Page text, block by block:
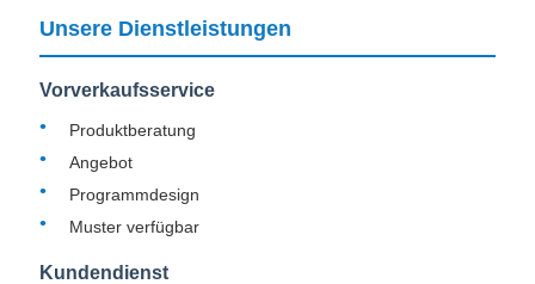
Unsere Dienstleistungen
Vorverkaufsservice
Produktberatung
Angebot
Programmdesign
Muster verfügbar
Kundendienst